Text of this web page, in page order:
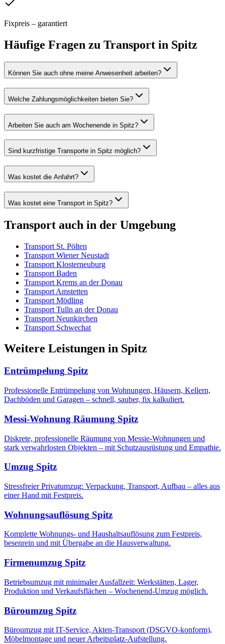
Fixpreis – garantiert
Häufige Fragen zu Transport in Spitz
Können Sie auch ohne meine Anwesenheit arbeiten?
Welche Zahlungsmöglichkeiten bieten Sie?
Arbeiten Sie auch am Wochenende in Spitz?
Sind kurzfristige Transporte in Spitz möglich?
Was kostet die Anfahrt?
Was kostet eine Transport in Spitz?
Transport auch in der Umgebung
Transport St. Pölten
Transport Wiener Neustadt
Transport Klosterneuburg
Transport Baden
Transport Krems an der Donau
Transport Amstetten
Transport Mödling
Transport Tulln an der Donau
Transport Neunkirchen
Transport Schwechat
Weitere Leistungen in Spitz
Entrümpelung Spitz
Professionelle Entrümpelung von Wohnungen, Häusern, Kellern,
Dachböden und Garagen – schnell, sauber, fix kalkuliert.
Messi-Wohnung Räumung Spitz
Diskrete, professionelle Räumung von Messie-Wohnungen und
stark verwahrlosten Objekten – mit Schutzausrüstung und Empathie.
Umzug Spitz
Stressfreier Privatumzug: Verpackung, Transport, Aufbau – alles aus
einer Hand mit Festpreis.
Wohnungsauflösung Spitz
Komplette Wohnungs- und Haushaltsauflösung zum Festpreis,
besenrein und mit Übergabe an die Hausverwaltung.
Firmenumzug Spitz
Betriebsumzug mit minimaler Ausfallzeit: Werkstätten, Lager,
Produktion und Verkaufsflächen – Wochenend-Umzug möglich.
Büroumzug Spitz
Büroumzug mit IT-Service, Akten-Transport (DSGVO-konform),
Möbelmontage und neuer Arbeitsplatz-Aufstellung.